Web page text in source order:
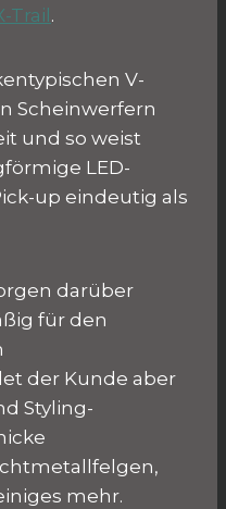
Trail .
V-
Scheinwerfern
und so weist
LED-
up eindeutig als
darüber
für den
der Kunde aber
Styling-
mehr.